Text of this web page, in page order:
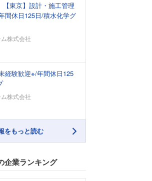
東京】設計・施工管理
間休日125日/積水化学グ
株式会社
経験歓迎※/年間休日125
株式会社
をもっと読む
企業ランキング